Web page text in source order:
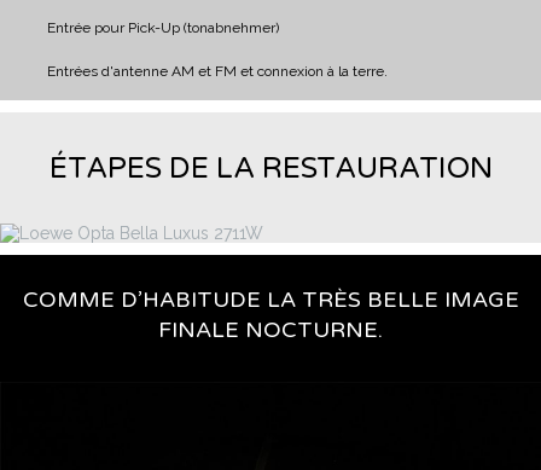
Entrée pour Pick-Up (tonabnehmer)
Entrées d'antenne AM et FM et connexion à la terre.
ÉTAPES DE LA RESTAURATION
COMME D’HABITUDE LA TRÈS BELLE IMAGE
FINALE NOCTURNE.